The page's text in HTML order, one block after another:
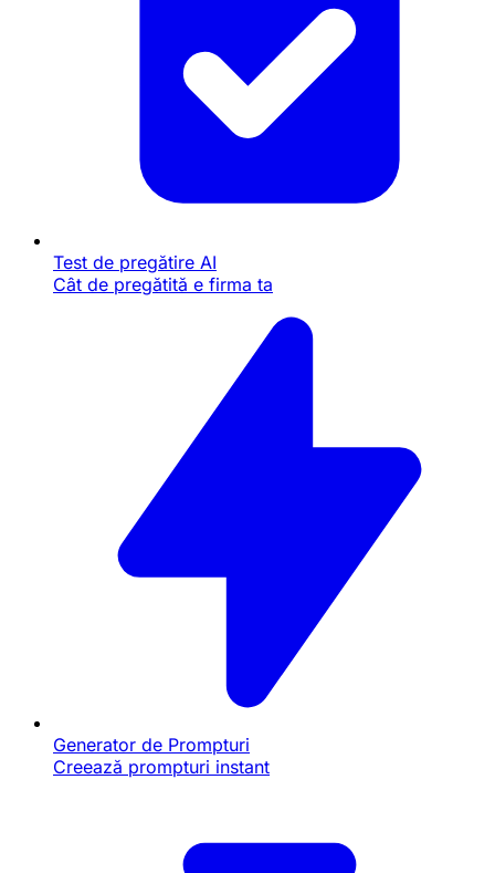
Test de pregătire AI
Cât de pregătită e firma ta
Generator de Prompturi
Creează prompturi instant